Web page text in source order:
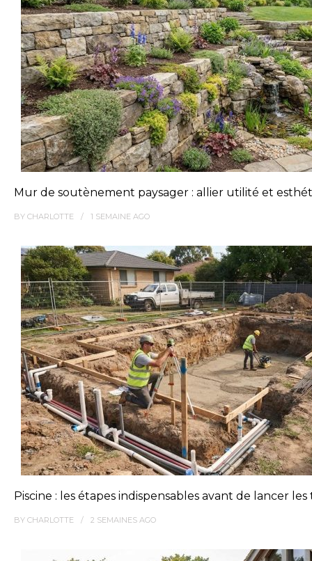
Mur de soutènement paysager : allier utilité et
BY CHARLOTTE 1 SEMAINE AGO
Piscine : les étapes indispensables avant de lancer
BY CHARLOTTE 2 SEMAINES AGO